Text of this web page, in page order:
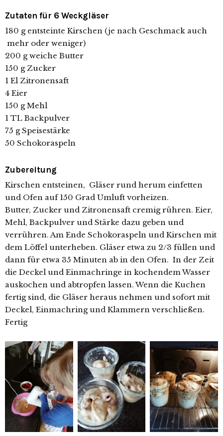
Zutaten für 6 Weckgläser
180 g entsteinte Kirschen (je nach Geschmack auch
mehr oder weniger)
200 g weiche Butter
150 g Zucker
1 El Zitronensaft
4 Eier
150 g Mehl
1 TL Backpulver
75 g Speisestärke
50 Schokoraspeln
Zubereitung
Kirschen entsteinen, Gläser rund herum einfetten
und Ofen auf 150 Grad Umluft vorheizen.
Butter, Zucker und Zitronensaft cremig rühren. Eier,
Mehl, Backpulver und Stärke dazu geben und
verrühren. Am Ende Schokoraspeln und Kirschen mit
dem Löffel unterheben. Gläser etwa zu 2/3 füllen und
dann für etwa 35 Minuten ab in den Ofen. In der Zeit
die Deckel und Einmachringe in kochendem Wasser
auskochen und abtropfen lassen. Wenn die Kuchen
fertig sind, die Gläser heraus nehmen und sofort mit
Deckel, Einmachring und Klammern verschließen.
Fertig